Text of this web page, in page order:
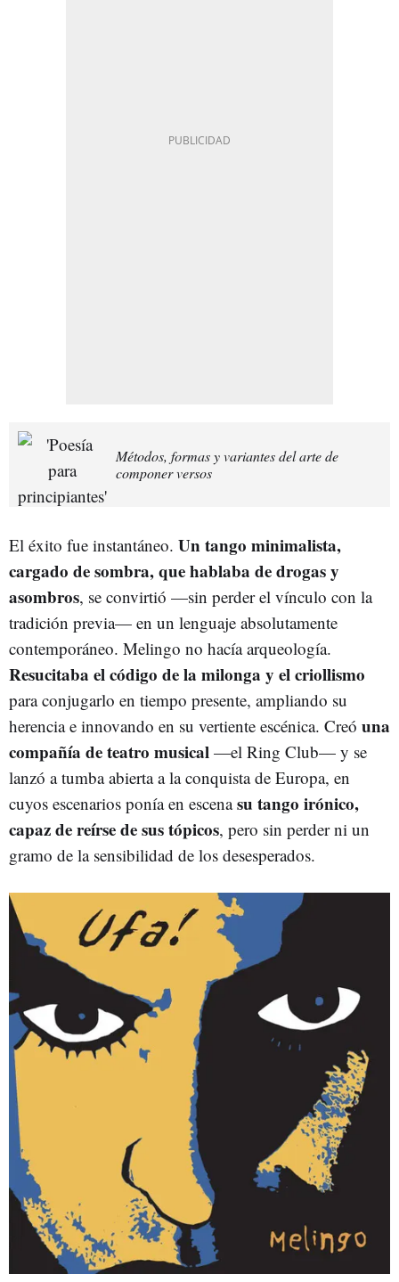
Métodos, formas y variantes del arte de
componer versos
El éxito fue instantáneo. Un tango minimalista,
cargado de sombra, que hablaba de drogas y
asombros, se convirtió —sin perder el vínculo con la
tradición previa— en un lenguaje absolutamente
contemporáneo. Melingo no hacía arqueología.
Resucitaba el código de la milonga y el criollismo
para conjugarlo en tiempo presente, ampliando su
herencia e innovando en su vertiente escénica. Creó una
compañía de teatro musical —el Ring Club— y se
lanzó a tumba abierta a la conquista de Europa, en
cuyos escenarios ponía en escenasu tango irónico,
capaz de reírse de sus tópicos, pero sin perder ni un
gramo de la sensibilidad de los desesperados.